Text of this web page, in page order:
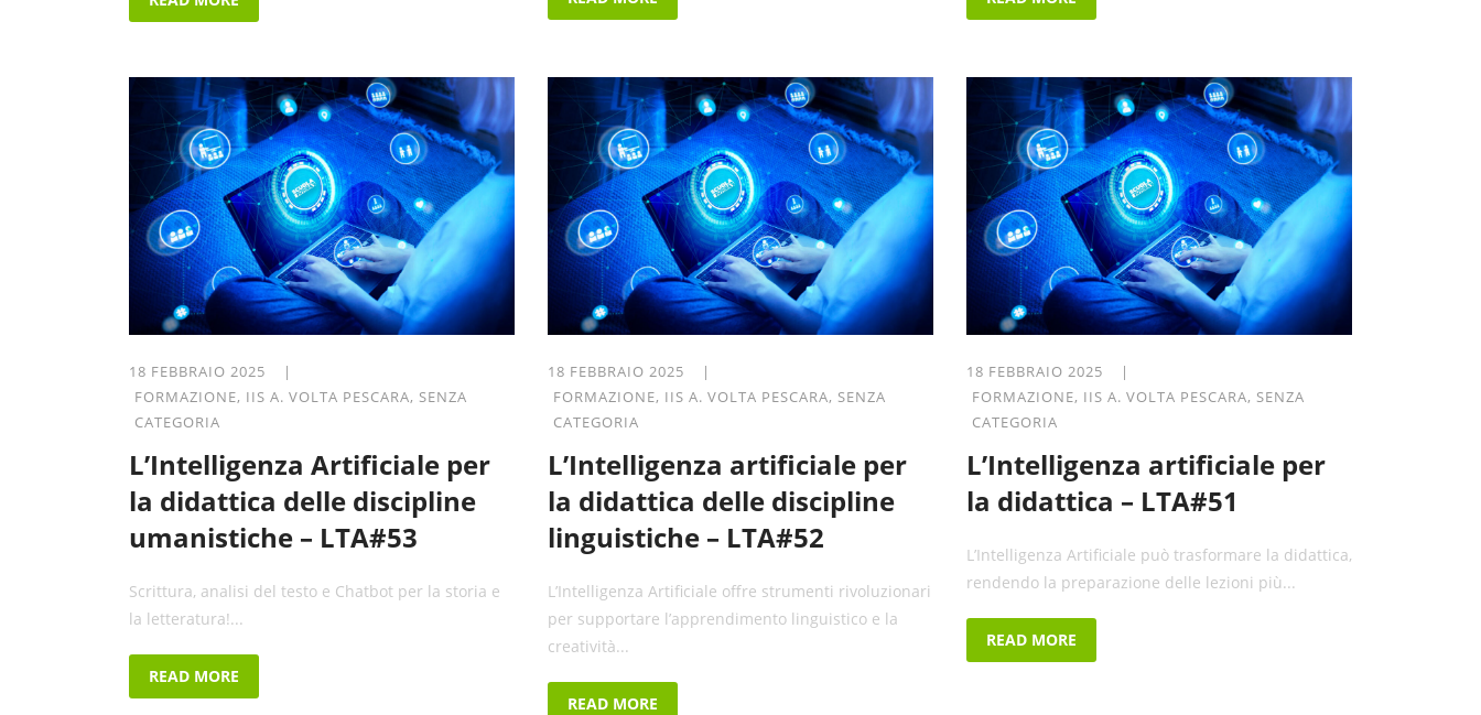
18 FEBBRAIO 2025 |
FORMAZIONE, IIS A. VOLTA PESCARA, SENZA
CATEGORIA
L’Intelligenza Artificiale per
la didattica delle discipline
umanistiche – LTA#53
Scrittura, analisi del testo e Chatbot per la storia e
la letteratura!...
READ MORE
18 FEBBRAIO 2025 |
FORMAZIONE, IIS A. VOLTA PESCARA, SENZA
CATEGORIA
L’Intelligenza artificiale per
la didattica delle discipline
linguistiche – LTA#52
L’Intelligenza Artificiale offre strumenti rivoluzionari
per supportare l’apprendimento linguistico e la
creatività...
READ MORE
18 FEBBRAIO 2025 |
FORMAZIONE, IIS A. VOLTA PESCARA, SENZA
CATEGORIA
L’Intelligenza artificiale per
la didattica – LTA#51
L’Intelligenza Artificiale può trasformare la didattica,
rendendo la preparazione delle lezioni più...
READ MORE